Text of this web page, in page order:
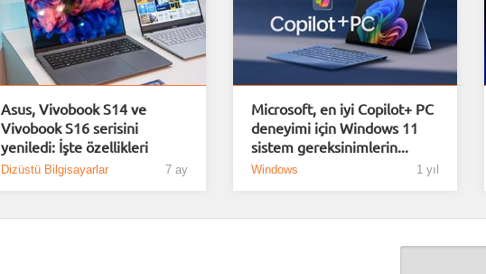
Asus, Vivobook S14 ve
Vivobook S16 serisini
yeniledi: İşte özellikleri
Dizüstü Bilgisayarlar 7 ay
Microsoft, en iyi Copilot+ PC
deneyimi için Windows 11
sistem gereksinimlerin...
Windows 1 yıl